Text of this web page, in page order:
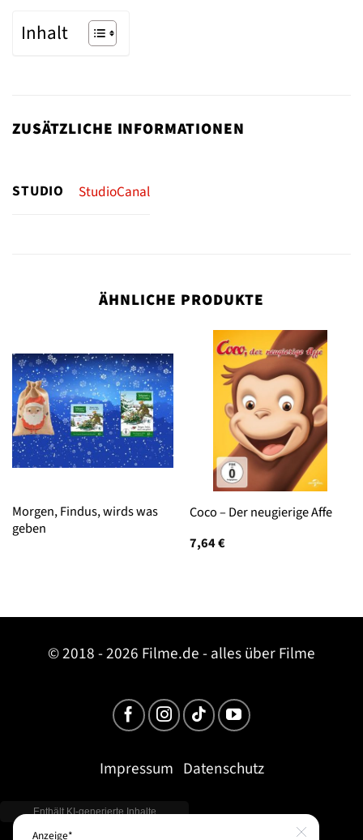
Inhalt
ZUSÄTZLICHE INFORMATIONEN
STUDIO StudioCanal
ÄHNLICHE PRODUKTE
Morgen, Findus, wirds was
geben
Coco – Der neugierige Affe
7,64€
© 2018 - 2026 Filme.de - alles über Filme
Impressum Datenschutz
Anzeige*